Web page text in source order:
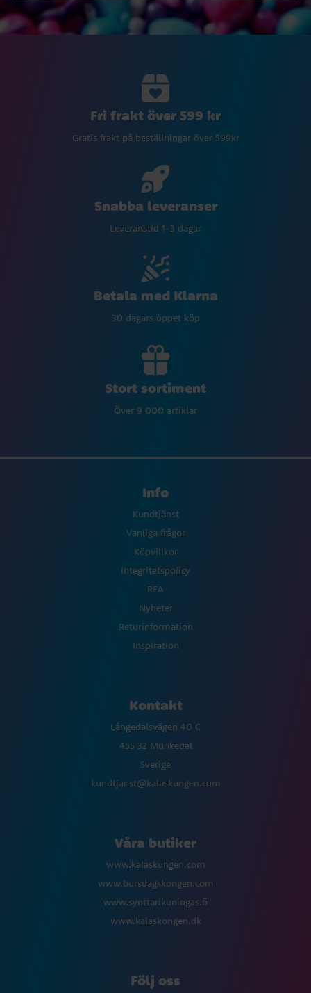
Fri frakt över 599 kr
Gratis frakt på beställningar över 599kr
Snabba leveranser
Leveranstid 1-3 dagar
Betala med Klarna
30 dagars öppet köp
Stort sortiment
Över 9 000 artiklar
Info
Kundtjänst
Vanliga frågor
Köpvillkor
Integritetspolicy
REA
Nyheter
Returinformation
Inspiration
Kontakt
Långedalsvägen 40 C
455 32 Munkedal
Sverige
kundtjanst@kalaskungen.com
Våra butiker
www.kalaskungen.com
www.bursdagskongen.com
www.synttarikuningas.fi
www.kalaskongen.dk
Följ oss